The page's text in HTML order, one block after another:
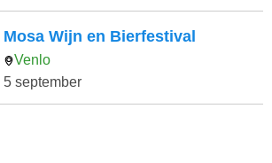
Mosa Wijn en Bierfestival
Venlo
5 september